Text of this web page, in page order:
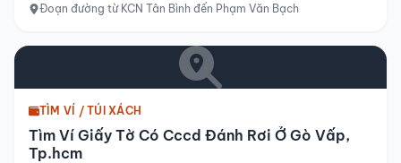
Đoạn đường từ KCN Tân Bình đến Phạm Văn Bạch
TÌM VÍ / TÚI XÁCH
Tìm Ví Giấy Tờ Có Cccd Đánh Rơi Ở Gò Vấp,
Tp.hcm